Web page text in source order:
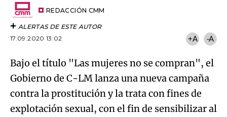
REDACCIÓN CMM
ALERTAS DE ESTE AUTOR
17.09.2020 13:02
+A -A
Bajo el título "Las mujeres no se compran", el
Gobierno de C-LM lanza una nueva campaña
contra la prostitución y la trata con fines de
explotación sexual, con el fin de sensibilizar al